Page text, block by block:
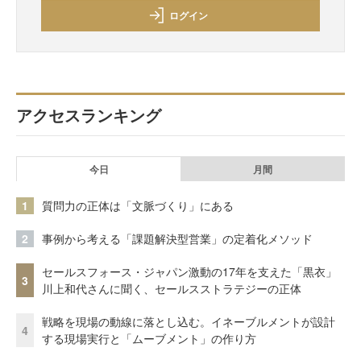
ログイン
アクセスランキング
今日 月間
1 質問力の正体は「文脈づくり」にある
2 事例から考える「課題解決型営業」の定着化メソッド
3
セールスフォース・ジャパン激動の17年を支えた「黒衣」
川上和代さんに聞く、セールスストラテジーの正体
4
戦略を現場の動線に落とし込む。イネーブルメントが設計
する現場実行と「ムーブメント」の作り方